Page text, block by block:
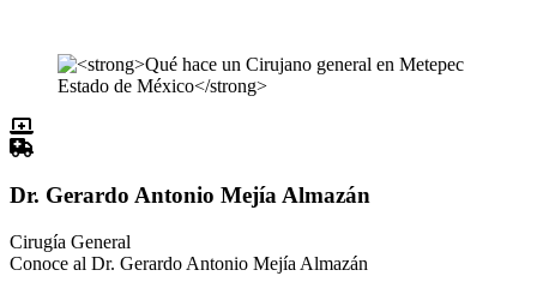
Dr. Gerardo Antonio Mejía Almazán
Cirugía General
Conoce al Dr. Gerardo Antonio Mejía Almazán